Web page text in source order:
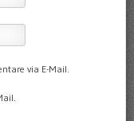
via E-Mail.